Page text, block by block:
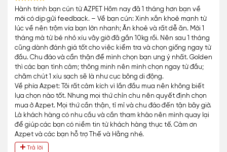
Hành trình bạn cún từ AZPET Hôm nay đã 1 tháng hơn bạn về
mới có dịp gửi feedback. – Về bạn cún: Xinh xắn khoẻ mạnh từ
lúc về nên trộm vía bạn lớn nhanh; Ăn khoẻ và rất dễ ăn. Mới 1
tháng mà từ bé nhỏ xíu vây giờ đã gần 10kg rồi. Nên sau 1 tháng
cũng dành đánh giá tốt cho việc kiểm tra và chọn giống ngay từ
đầu. Chu đáo và cẩn thận để mình chọn bạn ưng ý nhất. Golden
thì các bạn tình cảm; thông minh nên mình chọn ngay từ đầu;
chăm chút 1 xíu sạch sẽ là như cục bông di động.
Về phía Azpet: Tôi rất cảm kích vì lần đầu mua nên không biết
lựa chọn nào tốt. Nhưng mọi thứ chỉn chu nên quyết định chọn
mua ở Azpet. Mọi thứ cần thận, tỉ mỉ và chu đáo đến tận bây giờ.
Là khách hàng có nhu cầu và cần tham khảo nên mình quay lại
để giúp các bạn có niềm tin từ khách hàng thực tế. Cảm ơn
Azpet và các bạn hỗ trợ Thế và Hằng nhé.
Trả lời